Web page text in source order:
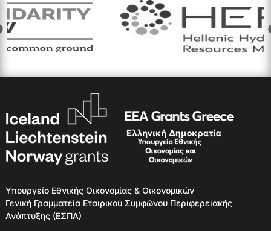
Υπουργείο Εθνικής Οικονομίας & Οικονομικών
Γενική Γραμματεία Εταιρικού Συμφώνου Περιφερειακής
Ανάπτυξης (ΕΣΠΑ)